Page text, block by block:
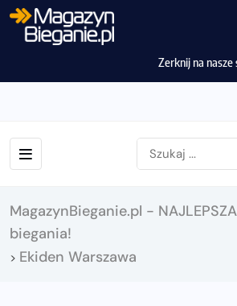
Zerknij na nasze
MagazynBieganie.pl -
biegania!
> Ekiden Warszawa